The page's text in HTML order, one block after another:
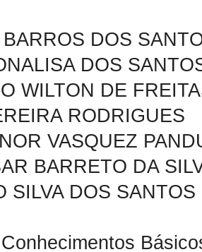
DOS
DOS
WILTON DE
RODRIGUES
VASQUEZ
BARRETO DA
SILVA DOS SANTOS